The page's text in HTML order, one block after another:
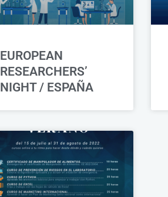
EUROPEAN
RESEARCHERS’
NIGHT / ESPAÑA